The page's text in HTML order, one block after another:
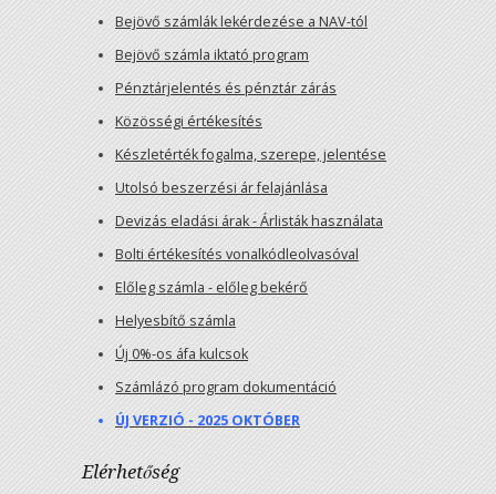
Bejövő számlák lekérdezése a NAV-tól
Bejövő számla iktató program
Pénztárjelentés és pénztár zárás
Közösségi értékesítés
Készletérték fogalma, szerepe, jelentése
Utolsó beszerzési ár felajánlása
Devizás eladási árak - Árlisták használata
Bolti értékesítés vonalkódleolvasóval
Előleg számla - előleg bekérő
Helyesbítő számla
Új 0%-os áfa kulcsok
Számlázó program dokumentáció
ÚJ VERZIÓ - 2025 OKTÓBER
Elérhetőség